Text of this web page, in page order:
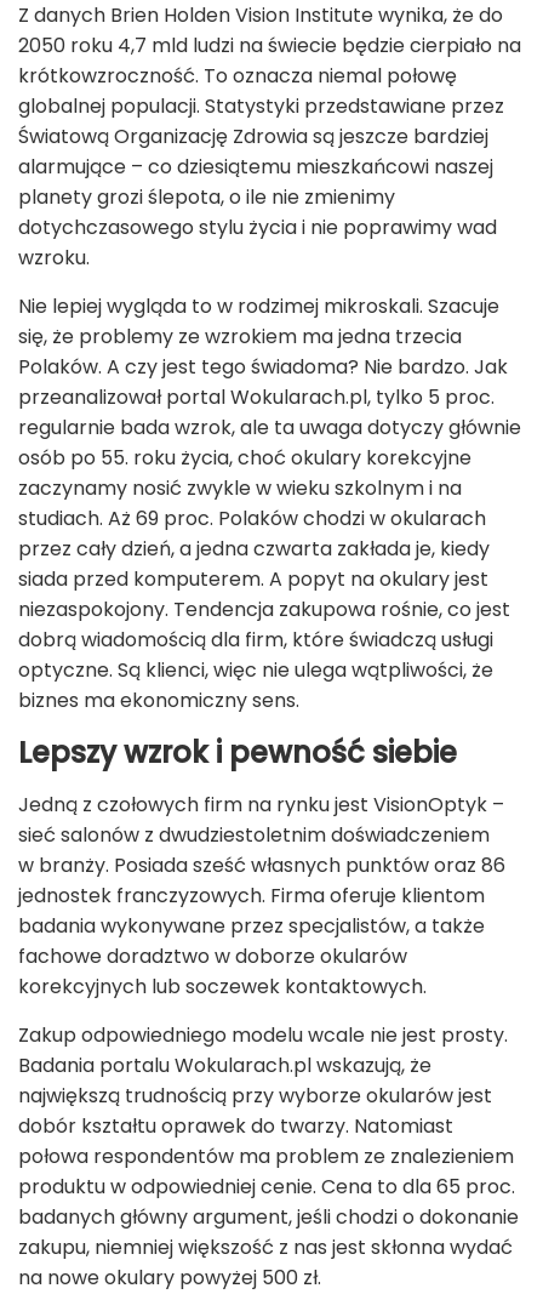
Z danych Brien Holden Vision Institute wynika, że do
2050 roku 4,7 mld ludzi na świecie będzie cierpiało na
krótkowzroczność. To oznacza niemal połowę
globalnej populacji. Statystyki przedstawiane przez
Światową Organizację Zdrowia są jeszcze bardziej
alarmujące – co dziesiątemu mieszkańcowi naszej
planety grozi ślepota, o ile nie zmienimy
dotychczasowego stylu życia i nie poprawimy wad
wzroku.
Nie lepiej wygląda to w rodzimej mikroskali. Szacuje
się, że problemy ze wzrokiem ma jedna trzecia
Polaków. A czy jest tego świadoma? Nie bardzo. Jak
przeanalizował portal Wokularach.pl, tylko 5 proc.
regularnie bada wzrok, ale ta uwaga dotyczy głównie
osób po 55. roku życia, choć okulary korekcyjne
zaczynamy nosić zwykle w wieku szkolnym i na
studiach. Aż 69 proc. Polaków chodzi w okularach
przez cały dzień, a jedna czwarta zakłada je, kiedy
siada przed komputerem. A popyt na okulary jest
niezaspokojony. Tendencja zakupowa rośnie, co jest
dobrą wiadomością dla firm, które świadczą usługi
optyczne. Są klienci, więc nie ulega wątpliwości, że
biznes ma ekonomiczny sens.
Lepszy wzrok i pewność siebie
Jedną z czołowych firm na rynku jest VisionOptyk –
sieć salonów z dwudziestoletnim doświadczeniem
w branży. Posiada sześć własnych punktów oraz 86
jednostek franczyzowych. Firma oferuje klientom
badania wykonywane przez specjalistów, a także
fachowe doradztwo w doborze okularów
korekcyjnych lub soczewek kontaktowych.
Zakup odpowiedniego modelu wcale nie jest prosty.
Badania portalu Wokularach.pl wskazują, że
największą trudnością przy wyborze okularów jest
dobór kształtu oprawek do twarzy. Natomiast
połowa respondentów ma problem ze znalezieniem
produktu w odpowiedniej cenie. Cena to dla 65 proc.
badanych główny argument, jeśli chodzi o dokonanie
zakupu, niemniej większość z nas jest skłonna wydać
na nowe okulary powyżej 500 zł.